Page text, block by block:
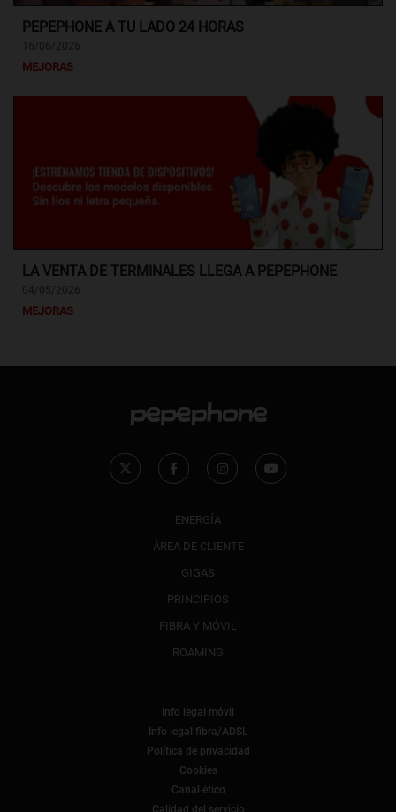
PEPEPHONE A TU LADO 24 HORAS
MEJORAS
LA VENTA DE TERMINALES LLEGA A PEPEPHONE
MEJORAS
ENERGÍA
ÁREA DE CLIENTE
GIGAS
PRINCIPIOS
FIBRA Y MÓVIL
ROAMING
Info legal móvil
Info legal fibra/ADSL
Política de privacidad
Cookies
Canal ético
Calidad del servicio